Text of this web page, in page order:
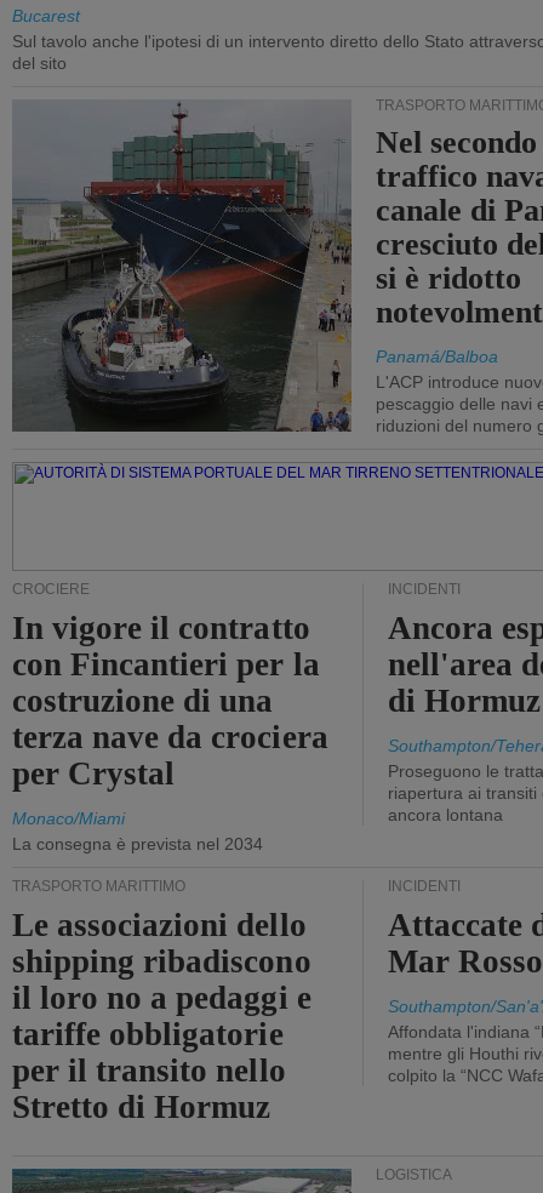
Bucarest
Sul tavolo anche l'ipotesi di un intervento diretto dello Stato
del sito
TRASPORTO
Nel
traffico
canale di
cresciuto
si è ridotto
Panamá/Balboa
L'ACP introduce
pescaggio delle navi
riduzioni del numero
CROCIERE
In vigore il contratto
con Fincantieri per la
costruzione di una
terza nave da crociera
per Crystal
Monaco/Miami
La consegna è prevista nel 2034
INCIDENTI
Ancora
nell'area
di Hormuz
Southampton/
Proseguono le
riapertura ai
ancora lontana
TRASPORTO MARITTIMO
Le associazioni dello
shipping ribadiscono
il loro no a pedaggi e
tariffe obbligatorie
per il transito nello
Stretto di Hormuz
INCIDENTI
Attaccate
Mar Rosso
Southampton/
Affondata l'indiana
mentre gli Houthi
colpito la “NCC
LOGISTICA